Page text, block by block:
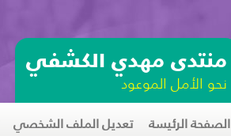
منتدى مهدي الكشفي
نحو الأمل الموعود
الصفحة الرئيسة تعديل الملف الشخصي